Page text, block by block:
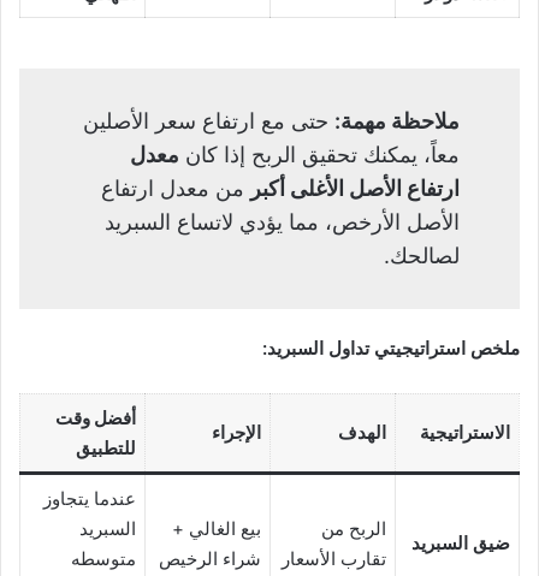
ملاحظة مهمة: حتى مع ارتفاع سعر الأصلين
معاً، يمكنك تحقيق الربح إذا كان معدل
ارتفاع الأصل الأغلى أكبر من معدل ارتفاع
الأصل الأرخص، مما يؤدي لاتساع السبريد
لصالحك.
ملخص استراتيجيتي تداول السبريد:
الاستراتيجية الهدف الإجراء
أفضل وقت
للتطبيق
ضيق السبريد
الربح من
تقارب الأسعار
بيع الغالي +
شراء الرخيص
عندما يتجاوز
السبريد
متوسطه